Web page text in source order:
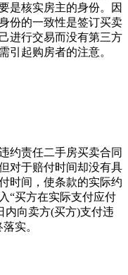
是核实房主的身份。因
份的一致性是签订买卖
进行交易而没有第三方
引起购房者的注意。
约责任二手房买卖合同
对于赔付时间却没有具
时间，使条款的实际约
“买方在实际支付应付
内向卖方(买方)支付违
实。